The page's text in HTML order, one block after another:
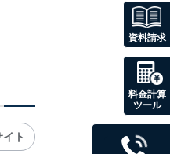
ト
資料請求
料金計算
ツール